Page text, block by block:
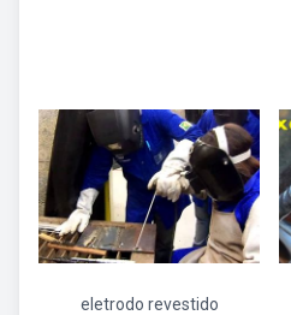
eletrodo revestido